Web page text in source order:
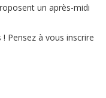
un après-midi
Pensez à vous inscrire